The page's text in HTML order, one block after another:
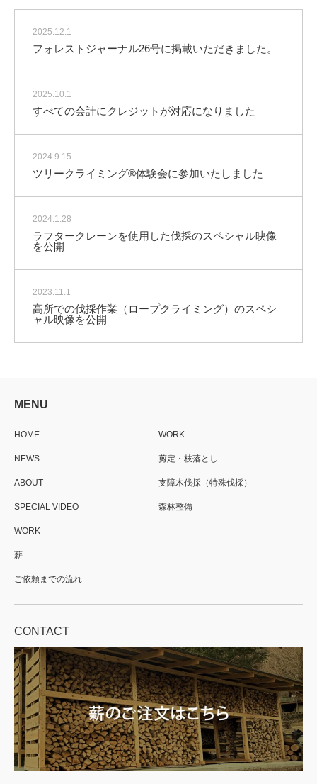
2025.12.1
フォレストジャーナル26号に掲載いただきました。
2025.10.1
すべての会計にクレジットが対応になりました
2024.9.15
ツリークライミング®体験会に参加いたしました
2024.1.28
ラフタークレーンを使用した伐採のスペシャル映像
を公開
2023.11.1
高所での伐採作業（ロープクライミング）のスペシ
ャル映像を公開
MENU
HOME
NEWS
ABOUT
SPECIAL VIDEO
WORK
薪
ご依頼までの流れ
WORK
剪定・枝落とし
支障木伐採（特殊伐採）
森林整備
CONTACT